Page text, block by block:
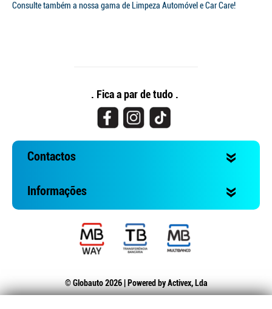
Consulte também a nossa gama de Limpeza Automóvel e Car Care!
. Fica a par de tudo .
Contactos
Informações
© Globauto 2026 | Powered byActivex, Lda